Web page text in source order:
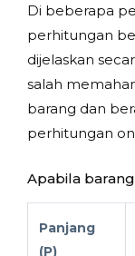
Di beberapa
perhitungan
dijelaskan
salah
barang dan
perhitungan
Apabila
Panjang
(P)